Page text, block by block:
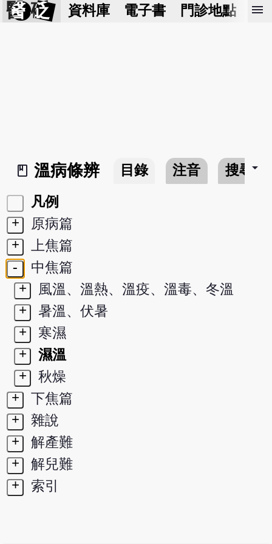
醫 砭 資料庫 電子書 門診地點 預
menu
book_2
溫病條辨 目錄 注音 搜尋arrow_drop_down
凡例
+
原病篇
+
上焦篇
-
中焦篇
+
風溫、溫熱、溫疫、溫毒、冬溫
+
暑溫、伏暑
+
寒濕
+
濕溫
+
秋燥
+
下焦篇
+
雜說
+
解產難
+
解兒難
+
索引